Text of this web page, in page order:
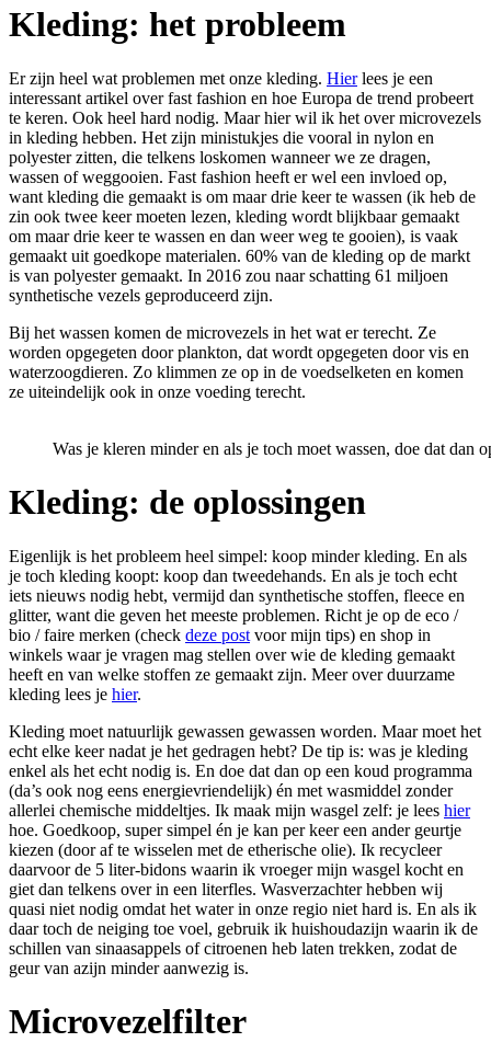
Kleding: het probleem
Er zijn heel wat problemen met onze kleding. Hierlees je een
interessant artikel over fast fashion en hoe Europa de trend probeert
te keren. Ook heel hard nodig. Maar hier wil ik het over microvezels
in kleding hebben. Het zijn ministukjes die vooral in nylon en
polyester zitten, die telkens loskomen wanneer we ze dragen,
wassen of weggooien. Fast fashion heeft er wel een invloed op,
want kleding die gemaakt is om maar drie keer te wassen (ik heb de
zin ook twee keer moeten lezen, kleding wordt blijkbaar gemaakt
om maar drie keer te wassen en dan weer weg te gooien), is vaak
gemaakt uit goedkope materialen. 60% van de kleding op de markt
is van polyester gemaakt. In 2016 zou naar schatting 61 miljoen
synthetische vezels geproduceerd zijn.
Bij het wassen komen de microvezels in het wat er terecht. Ze
worden opgegeten door plankton, dat wordt opgegeten door vis en
waterzoogdieren. Zo klimmen ze op in de voedselketen en komen
ze uiteindelijk ook in onze voeding terecht.
Was je kleren minder en als je toch moet wassen, doe dat dan
Kleding: de oplossingen
Eigenlijk is het probleem heel simpel: koop minder kleding. En als
je toch kleding koopt: koop dan tweedehands. En als je toch echt
iets nieuws nodig hebt, vermijd dan synthetische stoffen, fleece en
glitter, want die geven het meeste problemen. Richt je op de eco /
bio / faire merken (check deze post voor mijn tips) en shop in
winkels waar je vragen mag stellen over wie de kleding gemaakt
heeft en van welke stoffen ze gemaakt zijn. Meer over duurzame
kleding lees je hier.
Kleding moet natuurlijk gewassen gewassen worden. Maar moet het
echt elke keer nadat je het gedragen hebt? De tip is: was je kleding
enkel als het echt nodig is. En doe dat dan op een koud programma
(da’s ook nog eens energievriendelijk) én met wasmiddel zonder
allerlei chemische middeltjes. Ik maak mijn wasgel zelf: je lees hier
hoe. Goedkoop, super simpel én je kan per keer een ander geurtje
kiezen (door af te wisselen met de etherische olie). Ik recycleer
daarvoor de 5 liter-bidons waarin ik vroeger mijn wasgel kocht en
giet dan telkens over in een literfles. Wasverzachter hebben wij
quasi niet nodig omdat het water in onze regio niet hard is. En als ik
daar toch de neiging toe voel, gebruik ik huishoudazijn waarin ik de
schillen van sinaasappels of citroenen heb laten trekken, zodat de
geur van azijn minder aanwezig is.
Microvezelfilter